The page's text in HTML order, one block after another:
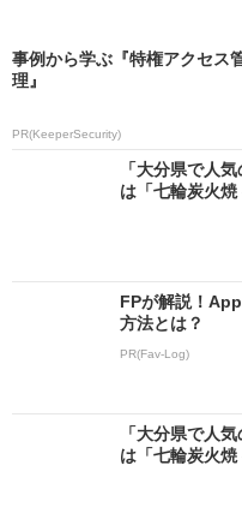
事例から学ぶ『特権アクセス
理』
PR(KeeperSecurity)
「大分県で人
は「七輪炭火
FPが解説！
方法とは？
PR(Fav-Log)
「大分県で人
は「七輪炭火